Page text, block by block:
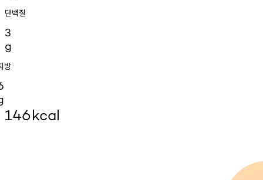
단백질
3
g
방
146kcal